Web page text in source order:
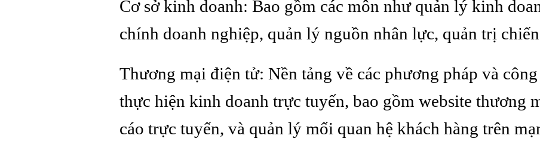
Cơ sở kinh doanh: Bao gồm các môn như quản lý kinh
chính doanh nghiệp, quản lý nguồn nhân lực, quản trị
Thương mại điện tử: Nền tảng về các phương pháp và
thực hiện kinh doanh trực tuyến, bao gồm website thương
cáo trực tuyến, và quản lý mối quan hệ khách hàng trên